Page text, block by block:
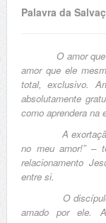
Palavra da
O amor que
amor que ele
total, exclusivo.
absolutamente
como aprendera na
A exortação
no meu amor!” –
relacionamento
entre si.
O discípulo
amado por ele.